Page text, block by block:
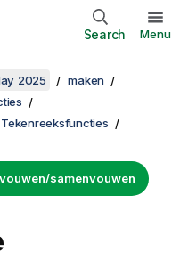
Search Menu
2025
maken
Tekenreeksfuncties
samenvouwen